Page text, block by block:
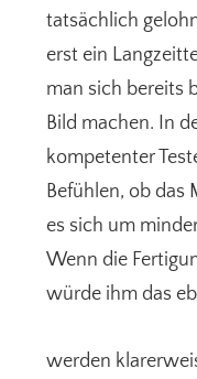
tatsächlich
erst ein
man sich bereits
Bild machen. In
kompetenter
Befühlen, ob das
es sich um
Wenn die
würde ihm das
werden